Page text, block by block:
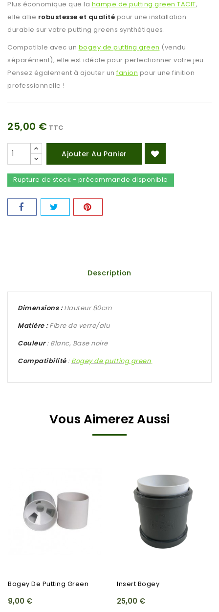
Plus économique que la hampe de putting green TACIT,
elle allie robustesse et qualité pour une installation
durable sur votre putting greens synthétiques.
Compatible avec un bogey de putting green (vendu
séparément), elle est idéale pour perfectionner votre jeu.
Pensez également à ajouter unfanion pour une finition
professionnelle !
25,00 € TTC
Ajouter Au Panier
Rupture de stock - précommande disponible
Description
Dimensions :Hauteur 80cm
Matière :Fibre de verre/alu
Couleur: Blanc, Base noire
Compatibilité: Bogey de putting green
Vous Aimerez Aussi
Bogey De Putting Green
9,00 €
Insert Bogey
25,00 €